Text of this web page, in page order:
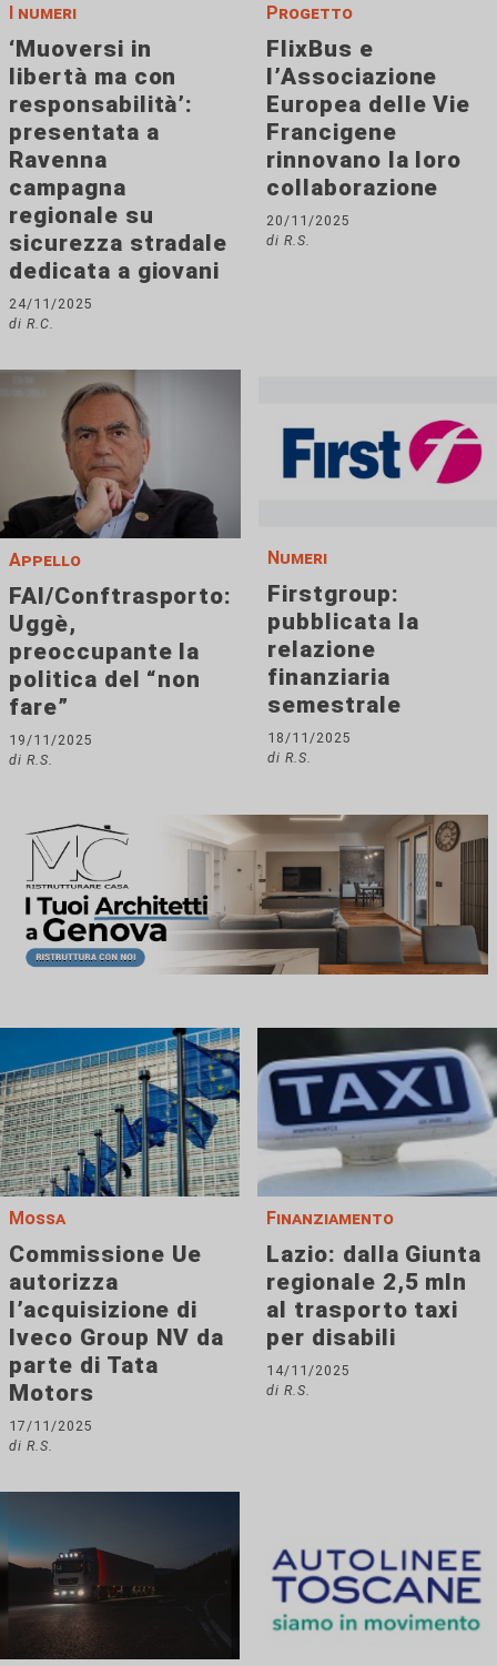
I numeri
‘Muoversi in
libertà ma con
responsabilità’:
presentata a
Ravenna
campagna
regionale su
sicurezza stradale
dedicata a giovani
24/11/2025
di R.C.
Progetto
FlixBus e
l’Associazione
Europea delle Vie
Francigene
rinnovano la loro
collaborazione
20/11/2025
di R.S.
Appello
FAI/Conftrasporto:
Uggè,
preoccupante la
politica del “non
fare”
19/11/2025
di R.S.
Numeri
Firstgroup:
pubblicata la
relazione
finanziaria
semestrale
18/11/2025
di R.S.
Mossa
Commissione Ue
autorizza
l’acquisizione di
Iveco Group NV da
parte di Tata
Motors
17/11/2025
di R.S.
Finanziamento
Lazio: dalla Giunta
regionale 2,5 mln
al trasporto taxi
per disabili
14/11/2025
di R.S.